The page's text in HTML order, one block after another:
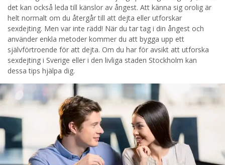
Genom att registrera godkänner jag Villkoren och
Sekretesspolicyn. Jag godkänner att ta emot information och
reklam via e-post från hemsidans operatörer. Jag kan dra
tillbaka godkännande när jag vill.
det kan också leda till känslor av ångest. Att känna sig orolig är
helt normalt om du återgår till att dejta eller utforskar
sexdejting. Men var inte rädd! När du tar tag i din ångest och
använder enkla metoder kommer du att bygga upp ett
självförtroende för att dejta. Om du har för avsikt att utforska
sexdejting i Sverige eller i den livliga staden Stockholm kan
dessa tips hjälpa dig.